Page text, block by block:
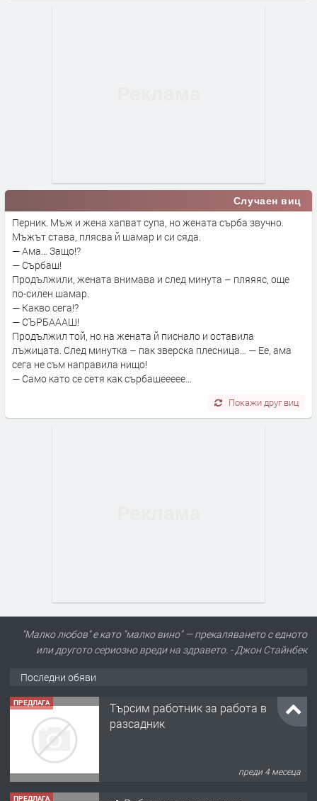
Случаен виц
Перник. Мъж и жена хапват супа, но жената сърба звучно.
Мъжът става, плясва й шамар и си сяда.
— Ама… Защо!?
— Сърбаш!
Продължили, жената внимава и след минута – пляяяс, още
по-силен шамар.
— Какво сега!?
— СЪРБАААШ!
Продължил той, но на жената й писнало и оставила
лъжицата. След минутка – пак зверска плесница… — Ее, ама
сега не съм направила нищо!
— Само като се сетя как сърбашеееее…
Покажи друг виц
"Малко любов" е като "малко вино" — прекаляването с едното
или другото сериозно вреди на здравето. - Джон Стайнбек
Последни обяви
ПРЕДЛАГА
Търсим работник за работа в
разсадник
преди 4 месеца
ПРЕДЛАГА